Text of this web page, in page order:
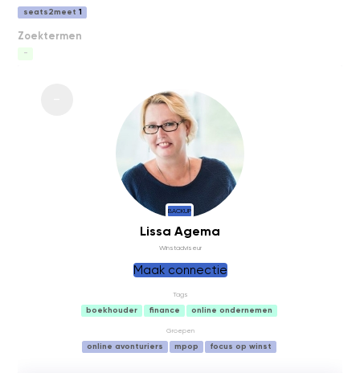
seats2meet 1
Zoektermen
-
BACKUP
Lissa Agema
Winstadviseur
Maak connectie
Tags
boekhouder finance online ondernemen
Groepen
online avonturiers mpop focus op winst